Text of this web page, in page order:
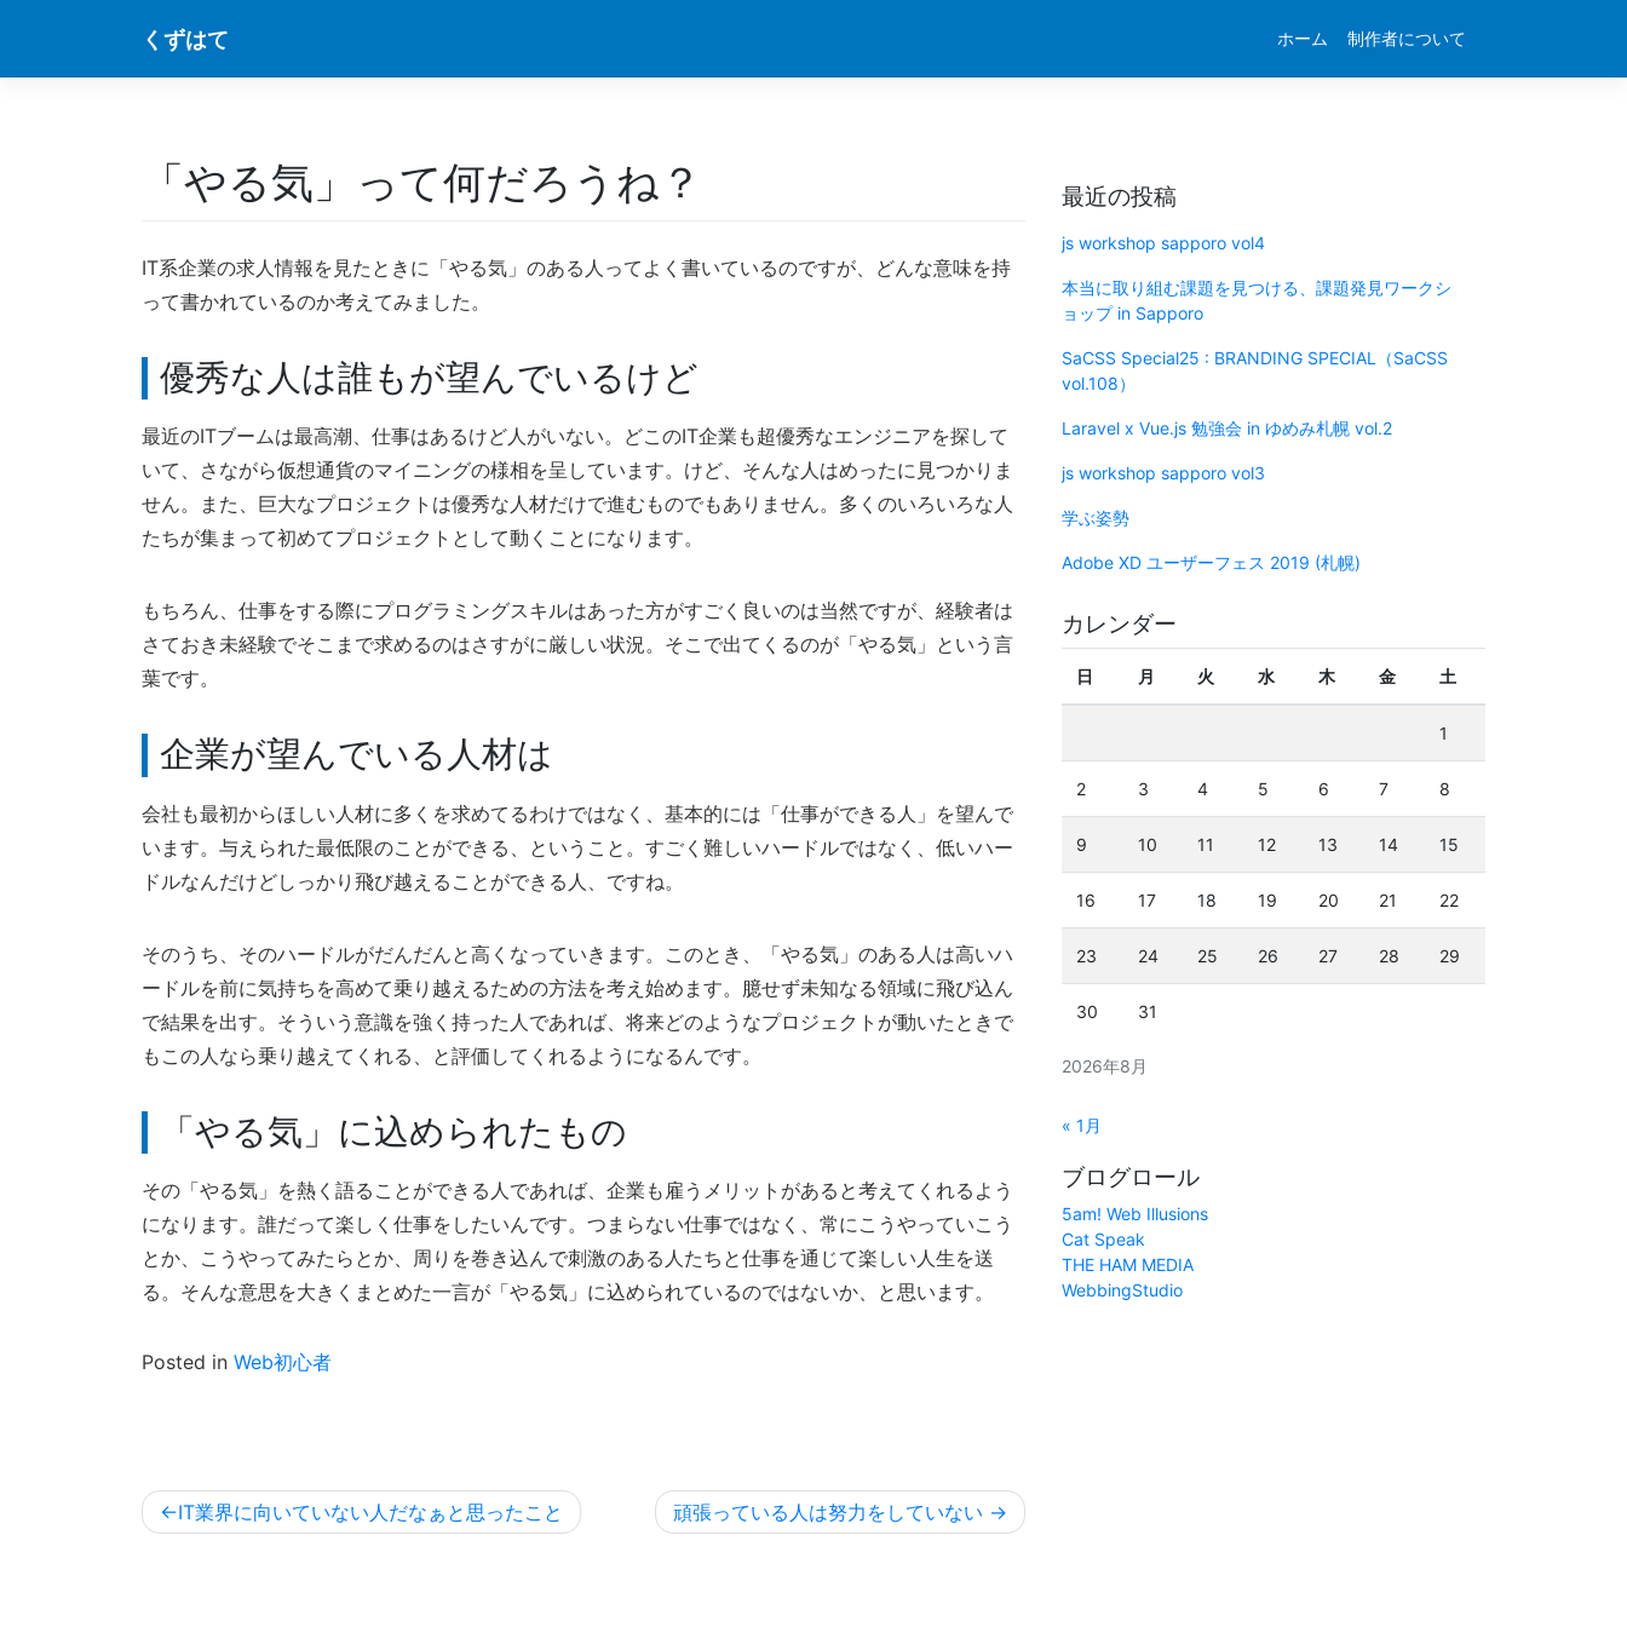
content
くずはて ホーム 制作者について
「やる気」って何だろうね？
IT系企業の求人情報を見たときに「やる気」のある人ってよく書いているのですが、どんな意味を持
って書かれているのか考えてみました。
優秀な人は誰もが望んでいるけど
最近のITブームは最高潮、仕事はあるけど人がいない。どこのIT企業も超優秀なエンジニアを探して
いて、さながら仮想通貨のマイニングの様相を呈しています。けど、そんな人はめったに見つかりま
せん。また、巨大なプロジェクトは優秀な人材だけで進むものでもありません。多くのいろいろな人
たちが集まって初めてプロジェクトとして動くことになります。
もちろん、仕事をする際にプログラミングスキルはあった方がすごく良いのは当然ですが、経験者は
さておき未経験でそこまで求めるのはさすがに厳しい状況。そこで出てくるのが「やる気」という言
葉です。
企業が望んでいる人材は
会社も最初からほしい人材に多くを求めてるわけではなく、基本的には「仕事ができる人」を望んで
います。与えられた最低限のことができる、ということ。すごく難しいハードルではなく、低いハー
ドルなんだけどしっかり飛び越えることができる人、ですね。
そのうち、そのハードルがだんだんと高くなっていきます。このとき、「やる気」のある人は高いハ
ードルを前に気持ちを高めて乗り越えるための方法を考え始めます。臆せず未知なる領域に飛び込ん
で結果を出す。そういう意識を強く持った人であれば、将来どのようなプロジェクトが動いたときで
もこの人なら乗り越えてくれる、と評価してくれるようになるんです。
「やる気」に込められたもの
その「やる気」を熱く語ることができる人であれば、企業も雇うメリットがあると考えてくれるよう
になります。誰だって楽しく仕事をしたいんです。つまらない仕事ではなく、常にこうやっていこう
とか、こうやってみたらとか、周りを巻き込んで刺激のある人たちと仕事を通じて楽しい人生を送
る。そんな意思を大きくまとめた一言が「やる気」に込められているのではないか、と思います。
Posted in Web初心者
投IT業界に向いていない人だなぁと思ったこと 頑張っている人は努力をしていない
最近の投稿
js workshop sapporo vol4
本当に取り組む課題を見つける、課題発見ワークシ
ョップ in Sapporo
SaCSS Special25 : BRANDING SPECIAL（SaCSS
vol.108）
Laravel x Vue.js 勉強会 in ゆめみ札幌 vol.2
js workshop sapporo vol3
学ぶ姿勢
Adobe XD ユーザーフェス 2019 (札幌)
カレンダー
2026年8月
日 月 火 水 木 金 土
1
2 3 4 5 6 7 8
9 10 11 12 13 14 15
16 17 18 19 20 21 22
23 24 25 26 27 28 29
30 31
« 1月
ブログロール
5am! Web Illusions
Cat Speak
THE HAM MEDIA
WebbingStudio